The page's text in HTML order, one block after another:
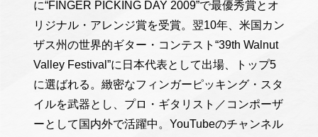
に“FINGER PICKING DAY 2009”で最優秀賞とオ
リジナル・アレンジ賞を受賞。翌10年、米国カン
ザス州の世界的ギター・コンテスト“39th Walnut
Valley Festival”に日本代表として出場、トップ5
に選ばれる。緻密なフィンガーピッキング・スタ
イルを武器とし、プロ・ギタリスト／コンポーザ
ーとして国内外で活躍中。YouTubeのチャンネル